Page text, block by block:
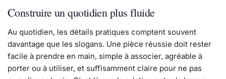
Construire un quotidien plus fluide
Au quotidien, les détails pratiques comptent souvent
davantage que les slogans. Une pièce réussie doit rester
facile à prendre en main, simple à associer, agréable à
porter ou à utiliser, et suffisamment claire pour ne pas